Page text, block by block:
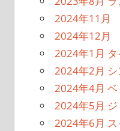
2024年11月
2024年12月
2024年1月
2024年2月
2024年4月 ベ
2024年5月 ジ
2024年6月